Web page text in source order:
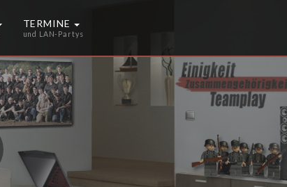
TERMINE
und LAN-Partys